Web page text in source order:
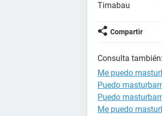
Timabau
Compartir
Consulta también:
Me puedo
Puedo
Puedo
Me puedo